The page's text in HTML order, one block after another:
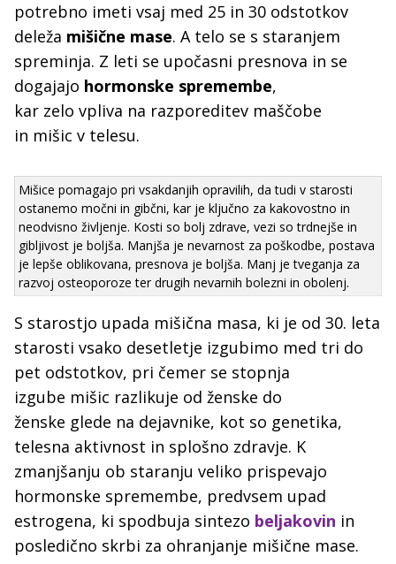
potrebno imeti vsaj med 25 in 30 odstotkov
deleža mišične mase. A telo se s staranjem
spreminja. Z leti se upočasni presnova in se
dogajajo hormonske spremembe,
kar zelo vpliva na razporeditev maščobe
in mišic v telesu.
Mišice pomagajo pri vsakdanjih opravilih, da tudi v starosti
ostanemo močni in gibčni, kar je ključno za kakovostno in
neodvisno življenje. Kosti so bolj zdrave, vezi so trdnejše in
gibljivost je boljša. Manjša je nevarnost za poškodbe, postava
je lepše oblikovana, presnova je boljša. Manj je tveganja za
razvoj osteoporoze ter drugih nevarnih bolezni in obolenj.
S starostjo upada mišična masa, ki je od 30. leta
starosti vsako desetletje izgubimo med tri do
pet odstotkov, pri čemer se stopnja
izgube mišic razlikuje od ženske do
ženske glede na dejavnike, kot so genetika,
telesna aktivnost in splošno zdravje. K
zmanjšanju ob staranju veliko prispevajo
hormonske spremembe, predvsem upad
estrogena, ki spodbuja sintezo beljakovin in
posledično skrbi za ohranjanje mišične mase.